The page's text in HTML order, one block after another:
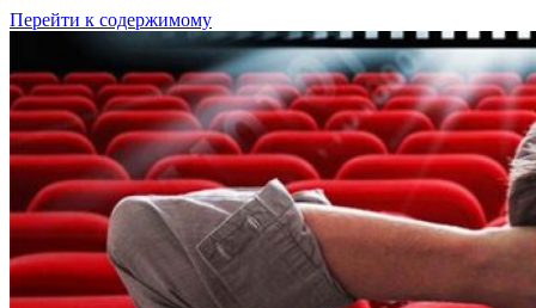
Перейти к содержимому